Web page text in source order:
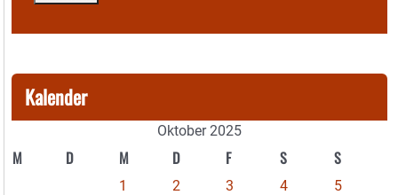
Kalender
Oktober 2025
M D M D F S S
1 2 3 4
5